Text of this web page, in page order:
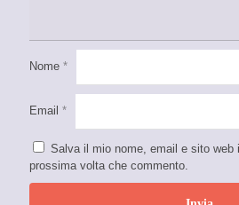
Nome *
Email *
Salva il mio nome, email e sito web
prossima volta che commento.